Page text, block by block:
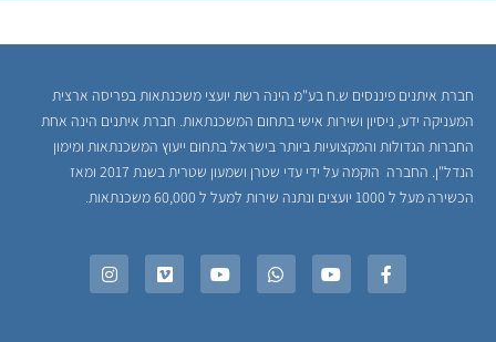
חברת איתנים פיננסים ש.ח בע"מ הינה רשת יועצי משכנתאות בפריסה ארצית
המעניקה ידע, ניסיון ושירות אישי בתחום המשכנתאות. חברת איתנים הינה אחת
החברות הגדולות והמקצועיות ביותר בישראל בתחום ייעוץ המשכנתאות ומימון
הנדל"ן. החברה הוקמה על ידי עדי שטרן ושמעון שטרית בשנת 2017 ומאז
הכשירה מעל ל 1000 יועצים ונתנה שירות למעל ל 60,000 משכנתאות.